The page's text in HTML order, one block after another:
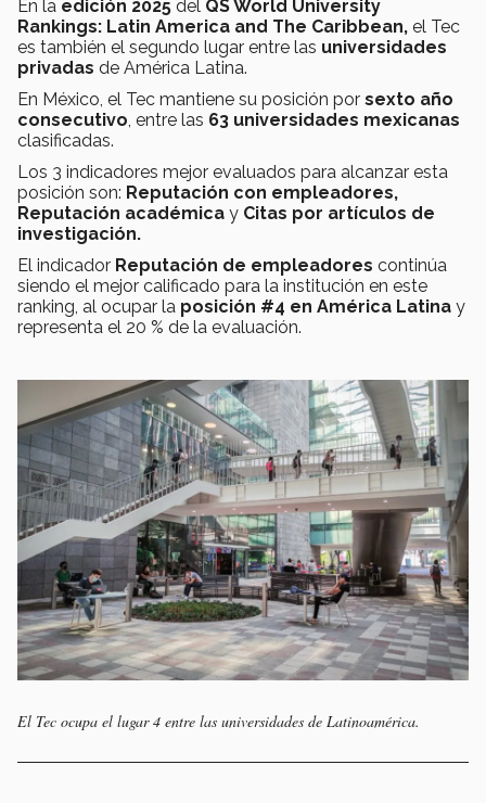
En la edición 2025 del QS World University
Rankings: Latin America and The Caribbean, el Tec
es también el segundo lugar entre las universidades
privadas de América Latina.
En México, el Tec mantiene su posición por sexto año
consecutivo , entre las 63 universidades mexicanas
clasificadas.
Los 3 indicadores mejor evaluados para alcanzar esta
posición son: Reputación con empleadores,
Reputación académica y Citas por artículos de
investigación.
El indicador Reputación de empleadores continúa
siendo el mejor calificado para la institución en este
ranking, al ocupar la posición #4 en América Latina y
representa el 20 % de la evaluación.
El Tec ocupa el lugar 4 entre las universidades de Latinoamérica.